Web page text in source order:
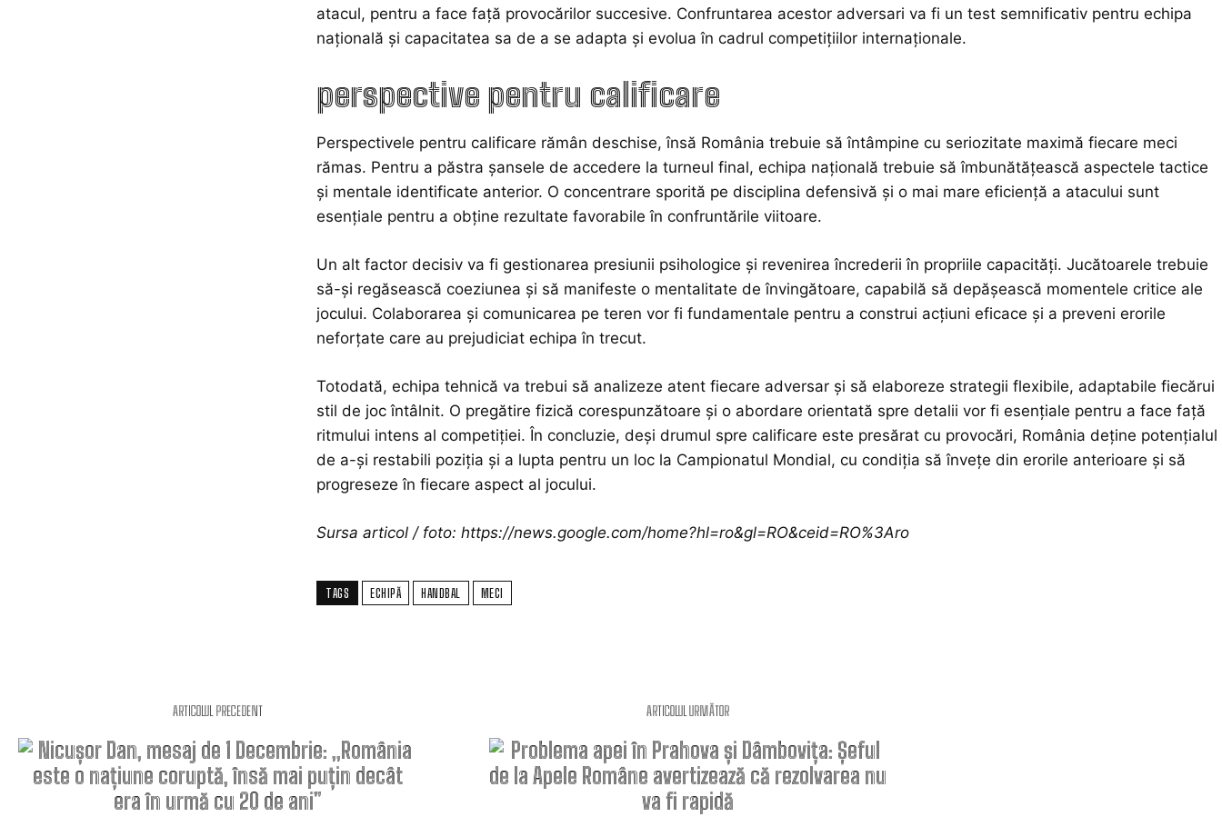
atacul, pentru a face față provocărilor succesive. Confruntarea acestor adversari va fi un test semnificativ pentru echipa
națională și capacitatea sa de a se adapta și evolua în cadrul competițiilor internaționale.
perspective pentru calificare
Perspectivele pentru calificare rămân deschise, însă România trebuie să întâmpine cu seriozitate maximă fiecare meci
rămas. Pentru a păstra șansele de accedere la turneul final, echipa națională trebuie să îmbunătățească aspectele tactice
și mentale identificate anterior. O concentrare sporită pe disciplina defensivă și o mai mare eficiență a atacului sunt
esențiale pentru a obține rezultate favorabile în confruntările viitoare.
Un alt factor decisiv va fi gestionarea presiunii psihologice și revenirea încrederii în propriile capacități. Jucătoarele trebuie
să-și regăsească coeziunea și să manifeste o mentalitate de învingătoare, capabilă să depășească momentele critice ale
jocului. Colaborarea și comunicarea pe teren vor fi fundamentale pentru a construi acțiuni eficace și a preveni erorile
neforțate care au prejudiciat echipa în trecut.
Totodată, echipa tehnică va trebui să analizeze atent fiecare adversar și să elaboreze strategii flexibile, adaptabile fiecărui
stil de joc întâlnit. O pregătire fizică corespunzătoare și o abordare orientată spre detalii vor fi esențiale pentru a face față
ritmului intens al competiției. În concluzie, deși drumul spre calificare este presărat cu provocări, România deține potențialul
de a-și restabili poziția și a lupta pentru un loc la Campionatul Mondial, cu condiția să învețe din erorile anterioare și să
progreseze în fiecare aspect al jocului.
Sursa articol / foto: https://news.google.com/home?hl=ro&gl=RO&ceid=RO%3Aro
TAGS ECHIPĂ HANDBAL MECI
ARTICOLUL PRECEDENT ARTICOLUL URMĂTOR